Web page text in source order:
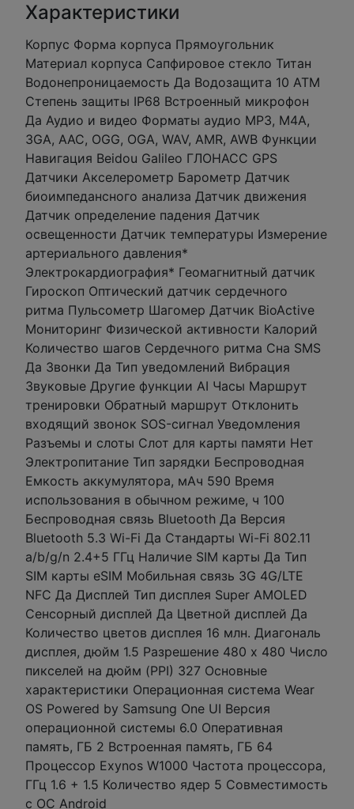
Характеристики
Корпус Форма корпуса Прямоугольник
Материал корпуса Сапфировое стекло Титан
Водонепроницаемость Да Водозащита 10 ATM
Степень защиты IP68 Встроенный микрофон
Да Аудио и видео Форматы аудио MP3, M4A,
3GA, AAC, OGG, OGA, WAV, AMR, AWB Функции
Навигация Beidou Galileo ГЛОНАСС GPS
Датчики Акселерометр Барометр Датчик
биоимпедансного анализа Датчик движения
Датчик определение падения Датчик
освещенности Датчик температуры Измерение
артериального давления*
Электрокардиография* Геомагнитный датчик
Гироскоп Оптический датчик сердечного
ритма Пульсометр Шагомер Датчик BioActive
Мониторинг Физической активности Калорий
Количество шагов Сердечного ритма Сна SMS
Да Звонки Да Тип уведомлений Вибрация
Звуковые Другие функции AI Часы Маршрут
тренировки Обратный маршрут Отклонить
входящий звонок SOS-сигнал Уведомления
Разъемы и слоты Слот для карты памяти Нет
Электропитание Тип зарядки Беспроводная
Емкость аккумулятора, мАч 590 Время
использования в обычном режиме, ч 100
Беспроводная связь Bluetooth Да Версия
Bluetooth 5.3 Wi-Fi Да Стандарты Wi-Fi 802.11
a/b/g/n 2.4+5 ГГц Наличие SIM карты Да Тип
SIM карты eSIM Мобильная связь 3G 4G/LTE
NFC Да Дисплей Тип дисплея Super AMOLED
Сенсорный дисплей Да Цветной дисплей Да
Количество цветов дисплея 16 млн. Диагональ
дисплея, дюйм 1.5 Разрешение 480 x 480 Число
пикселей на дюйм (PPI) 327 Основные
характеристики Операционная система Wear
OS Powered by Samsung One UI Версия
операционной системы 6.0 Оперативная
память, ГБ 2 Встроенная память, ГБ 64
Процессор Exynos W1000 Частота процессора,
ГГц 1.6 + 1.5 Количество ядер 5 Совместимость
с ОС Android